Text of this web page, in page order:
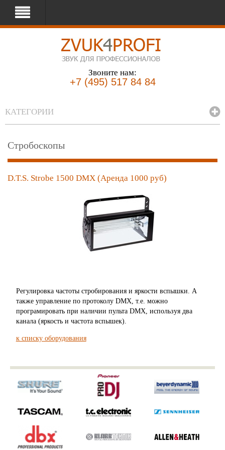
Звоните нам:
+7 (495) 517 84 84
КАТЕГОРИИ
Стробоскопы
D.T.S. Strobe 1500 DMX (Аренда 1000 руб)
Регулировка частоты стробирования и яркости вспышки. А
также управление по протоколу DMX, т.е. можно
програмировать при наличии пульта DMX, используя два
канала (яркость и частота вспышек).
к списку оборудования